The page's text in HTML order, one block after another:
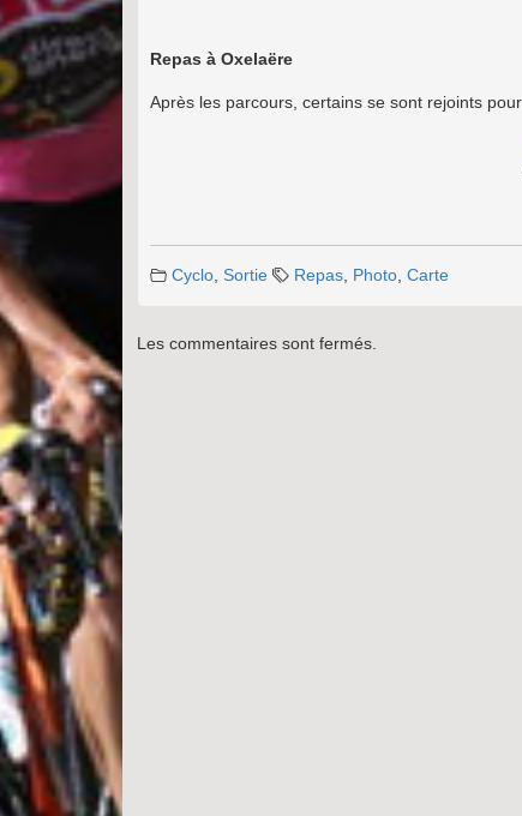
Repas à Oxelaëre
Après les parcours, certains se sont rejoints
Cyclo Sortie Repas Photo Carte
Les commentaires sont fermés.